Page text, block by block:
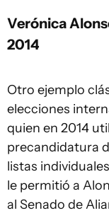
Verónica
2014
Otro ejemplo
elecciones
quien en 2014
precandidatura
listas
le permitió a
al Senado de